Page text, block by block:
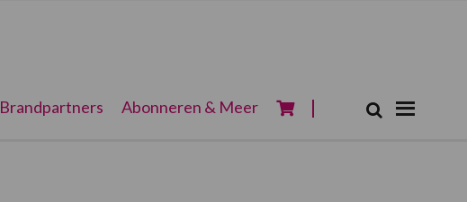
Brandpartners Abonneren & Meer Zoek